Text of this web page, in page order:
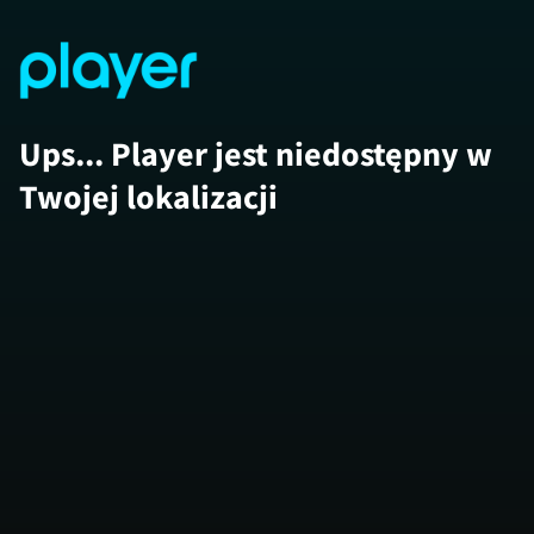
Ups... Player jest niedostępny w
Twojej lokalizacji